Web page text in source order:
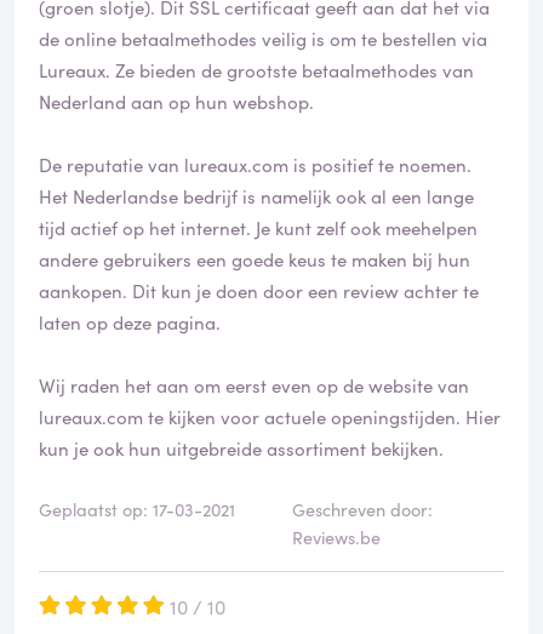
(groen slotje). Dit SSL certificaat geeft aan dat het via
de online betaalmethodes veilig is om te bestellen via
Lureaux. Ze bieden de grootste betaalmethodes van
Nederland aan op hun webshop.
De reputatie van lureaux.com is positief te noemen.
Het Nederlandse bedrijf is namelijk ook al een lange
tijd actief op het internet. Je kunt zelf ook meehelpen
andere gebruikers een goede keus te maken bij hun
aankopen. Dit kun je doen door een review achter te
laten op deze pagina.
Wij raden het aan om eerst even op de website van
lureaux.com te kijken voor actuele openingstijden. Hier
kun je ook hun uitgebreide assortiment bekijken.
Geplaatst op: 17-03-2021
Geschreven door:
Reviews.be
10 / 10